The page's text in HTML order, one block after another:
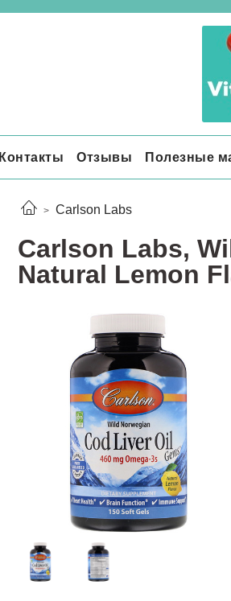
Контакты Отзывы Полезные
Carlson Labs
Carlson Labs,
Natural Lemon